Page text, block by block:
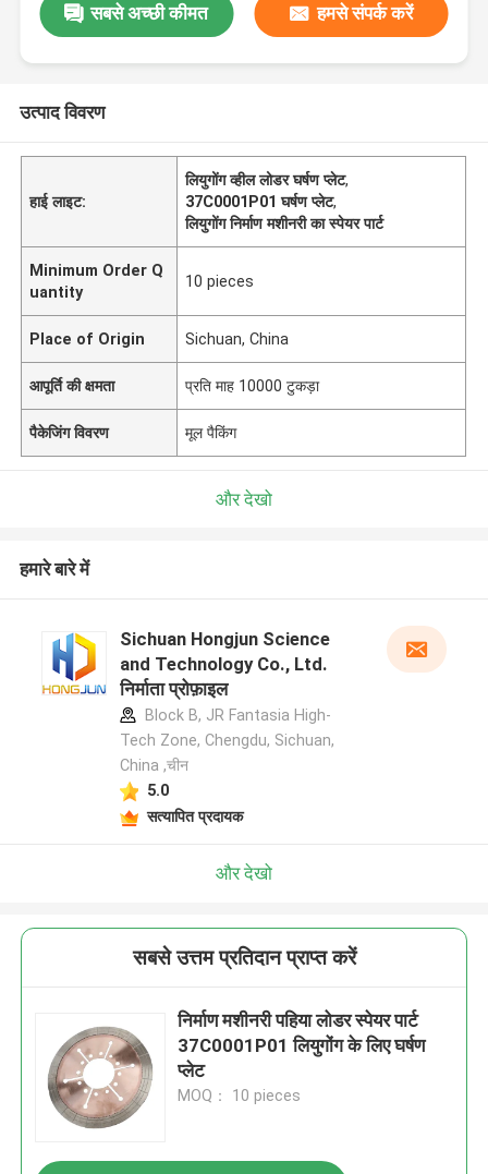
सबसे अच्छी कीमत हमसे संपर्क करें
उत्पाद विवरण
हाई लाइट:
लियुगोंग व्हील लोडर घर्षण प्लेट,
37C0001P01 घर्षण प्लेट,
लियुगोंग निर्माण मशीनरी का स्पेयर पार्ट
Minimum Order Q
uantity
10 pieces
Place of Origin Sichuan, China
आपूर्ति की क्षमता प्रति माह 10000 टुकड़ा
पैकेजिंग विवरण मूल पैकिंग
और देखो
हमारे बारे में
Sichuan Hongjun Science
and Technology Co., Ltd.
निर्माता प्रोफ़ाइल
Block B, JR Fantasia High-
Tech Zone, Chengdu, Sichuan,
China ,चीन
5.0
सत्यापित प्रदायक
और देखो
सबसे उत्तम प्रतिदान प्राप्त करें
निर्माण मशीनरी पहिया लोडर स्पेयर पार्ट
37C0001P01 लियुगोंग के लिए घर्षण
प्लेट
MOQ： 10 pieces